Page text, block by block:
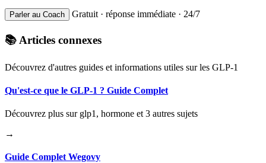
Parler au Coach Gratuit · réponse immédiate · 24/7
📚 Articles connexes
Découvrez d'autres guides et informations utiles sur les GLP-1
Qu'est-ce que le GLP-1 ? Guide Complet
Découvrez plus sur glp1, hormone et 3 autres sujets
→
Guide Complet Wegovy